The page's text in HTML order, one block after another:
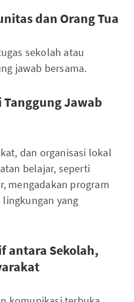
dan Orang Tua
sekolah atau
jawab bersama.
Jawab
dan organisasi lokal
belajar, seperti
mengadakan program
yang
antara Sekolah,